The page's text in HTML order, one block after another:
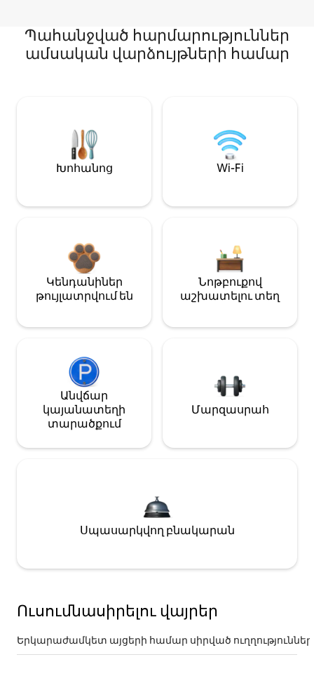
Պահանջված հարմարություններ
ամսական վարձույթների համար
Խոհանոց Wi-Fi
Կենդանիներ
թույլատրվում են
Նոթբուքով
աշխատելու տեղ
Անվճար
կայանատեղի
տարածքում
Մարզասրահ
Սպասարկվող բնակարան
Ուսումնասիրելու վայրեր
Երկարաժամկետ այցերի համար սիրված ուղղություններ